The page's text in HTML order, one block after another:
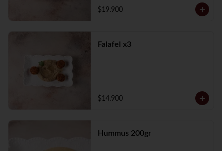
$19.900
Falafel x3
$14.900
Hummus 200gr